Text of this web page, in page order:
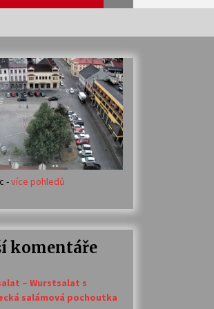
muzikanti
2026
ploty
2026
2026
2026
-více pohledů
komentáře
– Wurstsalat s
salámová pochoutka